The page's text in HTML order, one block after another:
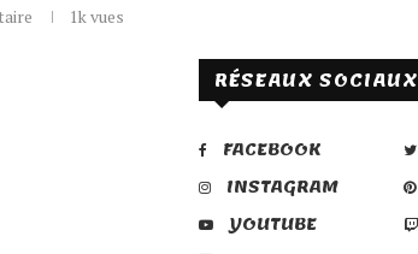
1kvues
RÉSEAUX SOCIAUX
FACEBOOK
INSTAGRAM
YOUTUBE